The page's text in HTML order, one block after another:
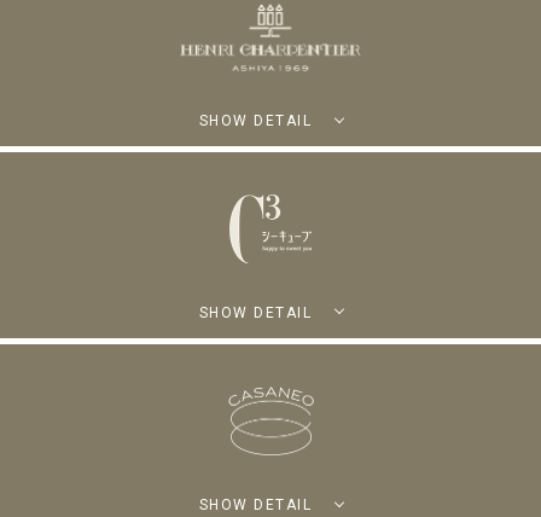
SHOW DETAIL
SHOW DETAIL
SHOW DETAIL